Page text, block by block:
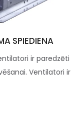
SPIEDIENA
ir paredzēti
Ventilatori ir